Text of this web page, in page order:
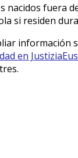
nacidos fuera
si residen
información
en JustiziaEus